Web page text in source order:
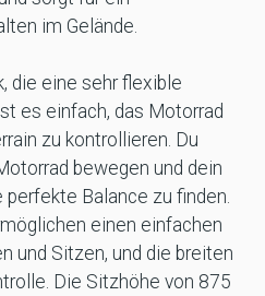
im Gelände.
die eine sehr flexible
es einfach, das Motorrad
zu kontrollieren. Du
bewegen und dein
Balance zu finden.
einen einfachen
und Sitzen, und die breiten
Die Sitzhöhe von 875